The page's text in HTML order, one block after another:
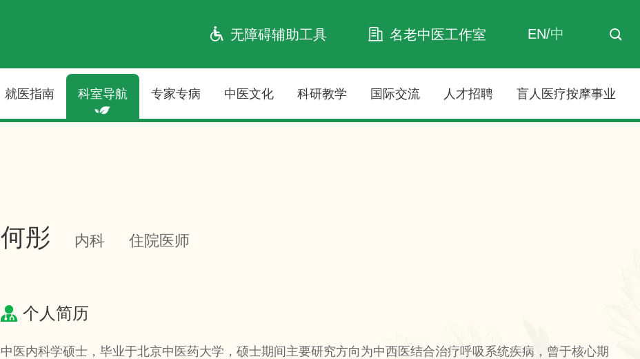
无障碍辅助工具 名老中医工作室 EN/中
就医指南 科室导航 专家专病 中医文化 科研教学 国际交流 人才招聘 盲人医疗按摩事业
何彤 内科 住院医师
个人简历
中医内科学硕士，毕业于北京中医药大学，硕士期间主要研究方向为中西医结合治疗呼吸系统疾病，曾于核心期